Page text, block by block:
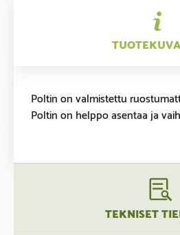
Poltin on valmistettu
Poltin on helppo asentaa ja
TEKNISET